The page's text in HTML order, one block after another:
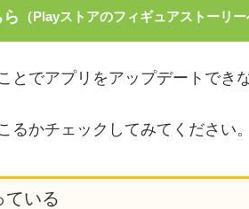
（Playストアのフィギュアストーリ
とでアプリをアップデートでき
かチェックしてみてください。
ている